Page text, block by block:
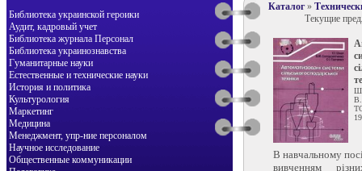
Библиотека украинской героики
Аудит, кадровый учет
Библиотека журнала Персонал
Библиотека украинознавства
Гуманитарные науки
Естественные и технические науки
История и политика
Культурология
Маркетинг
Медицина
Менеджмент, упр-ние персоналом
Научное исследование
Общественные коммуникации
Каталог»
Текущие
В.
В навчальному
вивченням